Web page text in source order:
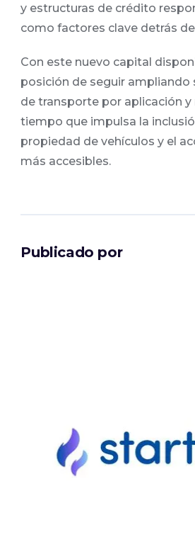
y estructuras de crédito
como factores clave detrás
Con este nuevo capital
posición de seguir
de transporte por aplicación
tiempo que impulsa la
propiedad de vehículos y el
más accesibles.
Publicado por